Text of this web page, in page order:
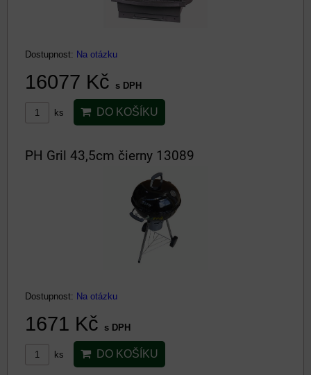
Dostupnost: Na otázku
16077 Kč s DPH
ks DO KOŠÍKU
PH Gril 43,5cm čierny 13089
Dostupnost: Na otázku
1671 Kč s DPH
ks DO KOŠÍKU